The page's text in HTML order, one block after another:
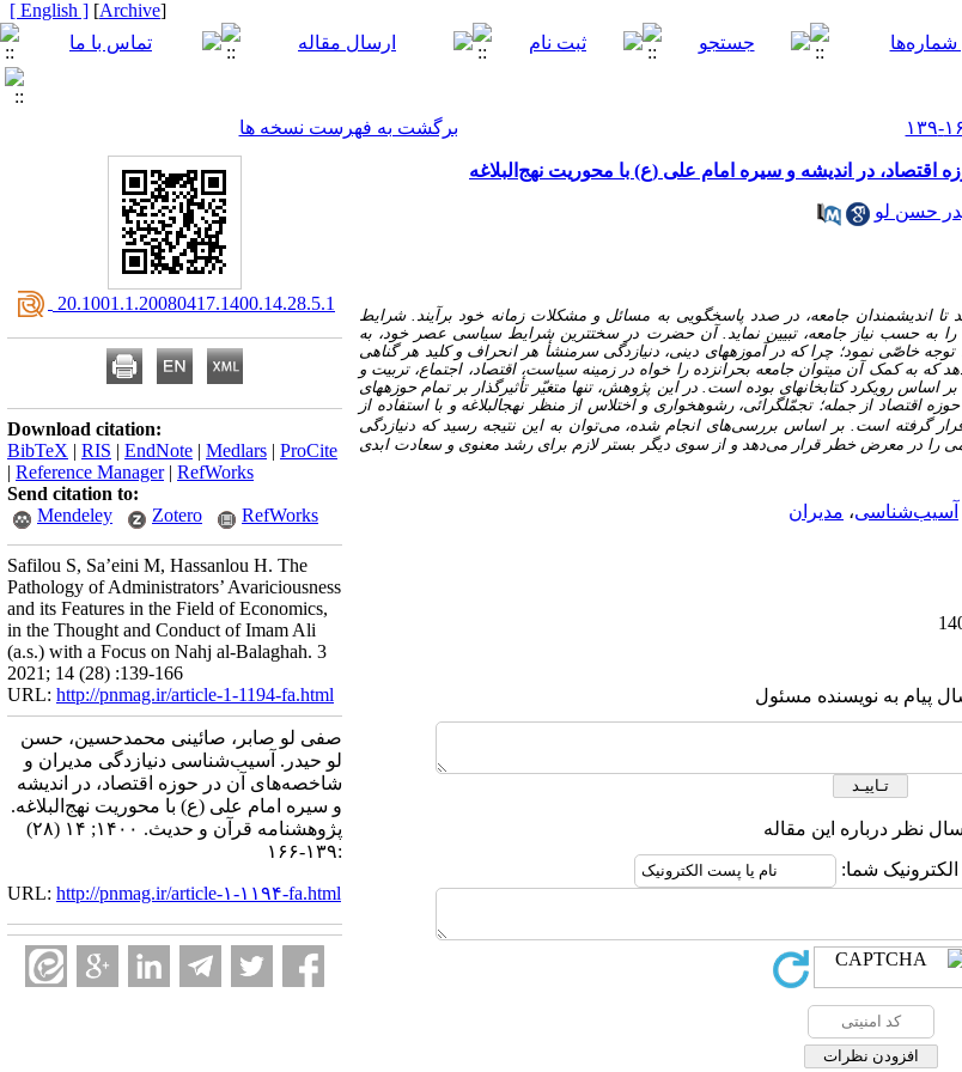
[
Archive
]
[ English ]
برگشت به فهرست نسخه ها
در اندیشه و سیره امام علی (ع) با محوریت نهج‌البلاغه
حسن لو
اندیشمندان جامعه، در صدد پاسخگویی به مسائل و مشکلات زمانه خود برآیند. شرایط
را به حسب نیاز جامعه، تبیین نماید. آن حضرت در سخت­ترین شرایط سیاسی عصر خود، به
خاصّی نمود؛ چرا که در آموزه­های دینی، دنیازدگی سرمنشأ هر انحراف و کلید هر گناهی
به کمک آن می­توان جامعه بحران­زده را خواه در زمینه سیاست، اقتصاد، اجتماع، تربیت و
رویکرد کتابخانه­ای بوده است. در این پژوهش، تنها متغیّر تأثیرگذار بر تمام حوزه­های
اقتصاد از جمله؛ تجمّل­گرائی، رشوه­خواری و اختلاس از منظر نهج­البلاغه و با استفاده از
گرفته است. بر اساس بررسی‌های انجام شده، می‌توان به این نتیجه رسید که دنیازدگی
را در معرض خطر قرار می‌دهد و از سوی دیگر بستر لازم برای رشد معنوی و سعادت ابدی
آسیب‌شناسی، مدیران
پیام به نویسنده مسئول
نظر درباره این مقاله
شما:
‎ 20.1001.1.20080417.1400.14.28.5.1
Download citation:
BibTeX | RIS | EndNote | Medlars | ProCite
| Reference Manager| RefWorks
Send citation to:
Mendeley
Zotero RefWorks
Safilou S, Sa’eini M, Hassanlou H. The
Pathology of Administrators’ Avariciousness
and its Features in the Field of Economics,
in the Thought and Conduct of Imam Ali
(a.s.) with a Focus on Nahj al-Balaghah. 3
2021; 14 (28) :139-166
URL: http://pnmag.ir/article-1-1194-fa.html
صفی لو صابر، صائینی محمدحسین، حسن
لو حیدر. آسیب‌شناسی دنیازدگی مدیران و
شاخصه‌های آن در حوزه اقتصاد، در اندیشه
و سیره امام علی (ع) با محوریت نهج‌البلاغه.
پژوهشنامه قرآن و حدیث. ۱۴۰۰; ۱۴ (۲۸)
:۱۳۹-۱۶۶
URL: http://pnmag.ir/article-۱-۱۱۹۴-fa.html